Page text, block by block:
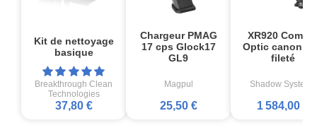
Kit de nettoyage
basique
Breakthrough Clean
Technologies
37,80 €
Chargeur PMAG
17 cps Glock17
GL9
Magpul
25,50 €
XR920
Optic canon
fileté
Shadow Systems
1 584,00 €